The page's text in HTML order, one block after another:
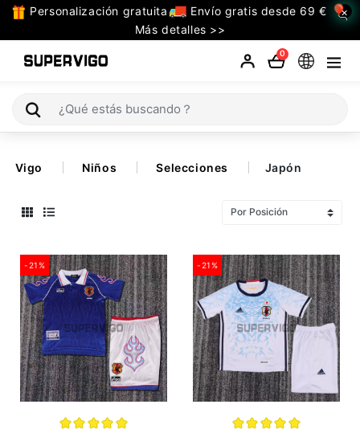
Personalización gratuita
Envío gratis desde 69 €
Más detalles >>
×
0
TODAS
LAS
CATEGORIAS
La Liga
Bundesliga
Premier League
Serie A
Ligue 1
Otras Ligas
Vigo Niños Selecciones Japón
-21% -21%